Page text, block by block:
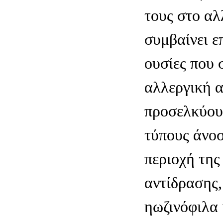
τους στο
συμβαίνει
ουσίες που
αλλεργική
τύπους
περιοχή